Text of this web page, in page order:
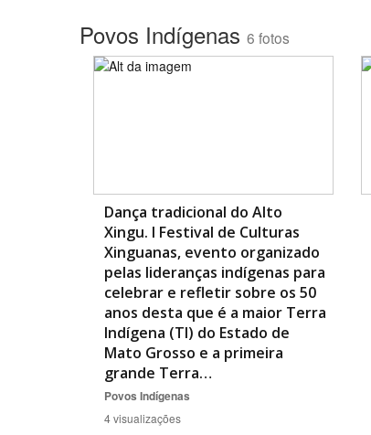
Povos Indígenas 6 fotos
Dança tradicional do Alto
Xingu. I Festival de Culturas
Xinguanas, evento organizado
pelas lideranças indígenas para
celebrar e refletir sobre os 50
anos desta que é a maior Terra
Indígena (TI) do Estado de
Mato Grosso e a primeira
grande Terra…
Povos Indígenas
4 visualizações